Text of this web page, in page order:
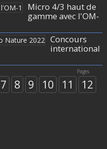
Micro 4/3 haut de
gamme avec l'OM-
Concours
international
Pages
7 8 9 10 11
12